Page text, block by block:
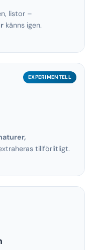
listor –
känns igen.
EXPERIMENTELL
tillförlitligt.